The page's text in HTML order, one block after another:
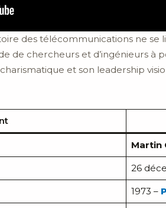
des télécommunications ne
de chercheurs et d’ingénieurs à
et son leadership
Martin
26
1973 –